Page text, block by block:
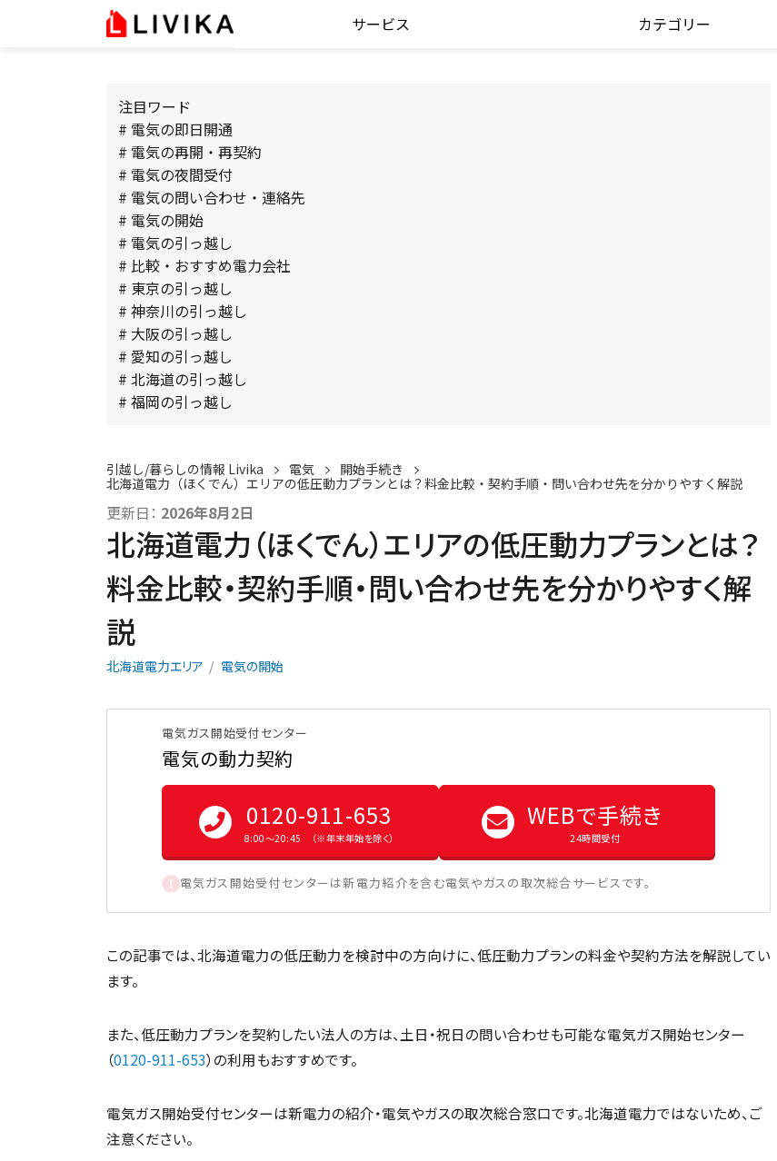
サービス カテゴリー
注目ワード
# 電気の即日開通
# 電気の再開・再契約
# 電気の夜間受付
# 電気の問い合わせ・連絡先
# 電気の開始
# 電気の引っ越し
# 比較・おすすめ電力会社
# 東京の引っ越し
# 神奈川の引っ越し
# 大阪の引っ越し
# 愛知の引っ越し
# 北海道の引っ越し
# 福岡の引っ越し
引越し/暮らしの情報 Livika 電気
開始手続き
北海道電力（ほくでん）エリアの低圧動力プランとは？料金比較・契約手順・問い合わせ先を分かりやすく解説
更新日： 2026年8月2日
北海道電力（ほくでん）エリアの低圧動力プランとは？
料金比較・契約手順・問い合わせ先を分かりやすく解
説
北海道電力エリア 電気の開始
電気ガス開始受付センター
電気の動力契約
0120-911-653
8:00〜20:45 （※年末年始を除く）
WEBで手続き
24時間受付
電気ガス開始受付センターは新電力紹介を含む電気やガスの取次総合サービスです。
この記事では、北海道電力の低圧動力を検討中の方向けに、低圧動力プランの料金や契約方法を解説してい
ます。
また、低圧動力プランを契約したい法人の方は、土日・祝日の問い合わせも可能な電気ガス開始センター
（0120-911-653）の利用もおすすめです。
電気ガス開始受付センターは新電力の紹介・電気やガスの取次総合窓口です。北海道電力ではないため、ご
注意ください。